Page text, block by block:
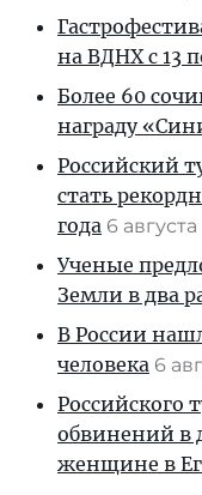
на ВДНХ с 13
Более 60
награду
Российский
стать
года 6 августа
Ученые
Земли в два
В России
человека 6
Российского
обвинений в
женщине в